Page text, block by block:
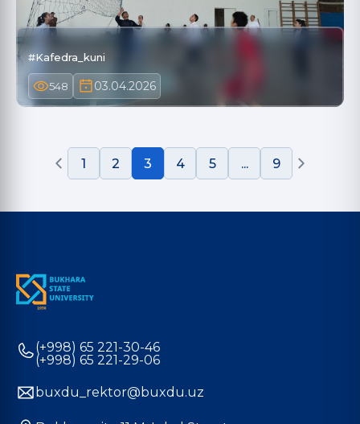
#Kafedra_kuni
548 03.04.2026
1 2 3 4 5 ... 9
(+998) 65 221-30-46
(+998) 65 221-29-06
buxdu_rektor@buxdu.uz